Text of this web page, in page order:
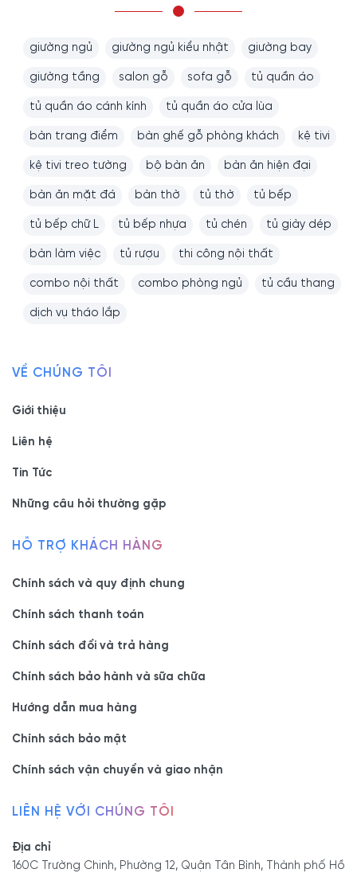
giường ngủ giường ngủ kiểu nhật giường bay
giường tầng salon gỗ sofa gỗ tủ quần áo
tủ quần áo cánh kính tủ quần áo cửa lùa
bàn trang điểm bàn ghế gỗ phòng khách kệ tivi
kệ tivi treo tường bộ bàn ăn bàn ăn hiện đại
bàn ăn mặt đá bàn thờ tủ thờ tủ bếp
tủ bếp chữ L tủ bếp nhựa tủ chén tủ giày dép
bàn làm việc tủ rượu thi công nội thất
combo nội thất combo phòng ngủ tủ cầu thang
dịch vụ tháo lắp
VỀ CHÚNG TÔI
Giới thiệu
Liên hệ
Tin Tức
Những câu hỏi thường gặp
HỖ TRỢ KHÁCH HÀNG
Chính sách và quy định chung
Chính sách thanh toán
Chính sách đổi và trả hàng
Chính sách bảo hành và sữa chữa
Hướng dẫn mua hàng
Chính sách bảo mật
Chính sách vận chuyển và giao nhận
LIÊN HỆ VỚI CHÚNG TÔI
Địa chỉ
160C Trường Chinh, Phường 12, Quận Tân Bình, Thành phố Hồ